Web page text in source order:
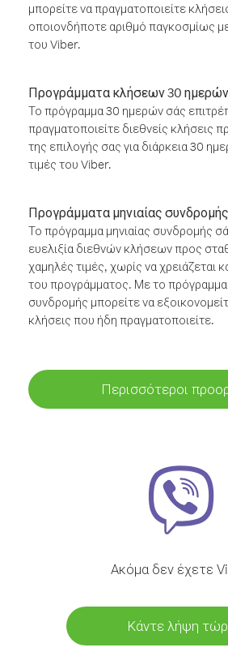
μπορείτε να πραγματοποιείτε
οποιονδήποτε αριθμό παγκοσμίως
του Viber.
Προγράμματα κλήσεων 30 ημερών
Το πρόγραμμα 30 ημερών σάς
πραγματοποιείτε διεθνείς κλήσεις
της επιλογής σας για διάρκεια 30
τιμές του Viber.
Προγράμματα μηνιαίας συνδρομής
Το πρόγραμμα μηνιαίας συνδρομής
ευελιξία διεθνών κλήσεων προς
χαμηλές τιμές, χωρίς να
του προγράμματος. Με το πρόγραμμα
συνδρομής μπορείτε να
κλήσεις που ήδη πραγματοποιείτε.
Περισσότεροι
Ακόμα δεν έχετε
Κάντε λήψη